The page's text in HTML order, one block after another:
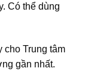
Có thể dùng
cho Trung tâm
gần nhất.